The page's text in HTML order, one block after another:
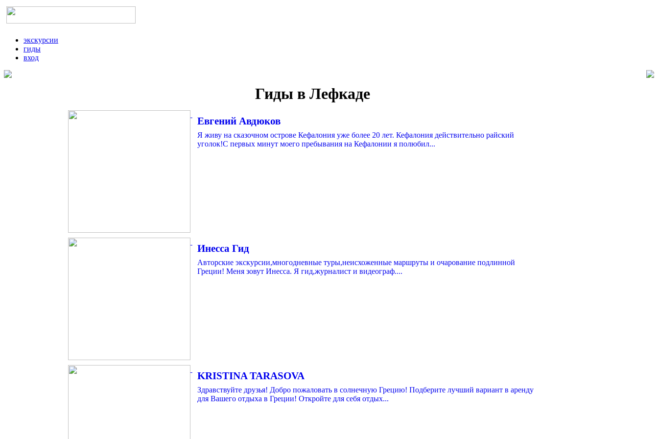
экскурсии
гиды
вход
Гиды в Лефкаде
Евгений Авдюков
Я живу на сказочном острове Кефалония уже более 20 лет. Кефалония действительно райский
уголок!С первых минут моего пребывания на Кефалонии я полюбил...
Инесса Гид
Авторские экскурсии,многодневные туры,неисхоженные маршруты и очарование подлинной
Греции! Меня зовут Инесса. Я гид,журналист и видеограф....
KRISTINA TARASOVA
Здравствуйте друзья! Добро пожаловать в солнечную Грецию! Подберите лучший вариант в аренду
для Вашего отдыха в Греции! Откройте для себя отдых...